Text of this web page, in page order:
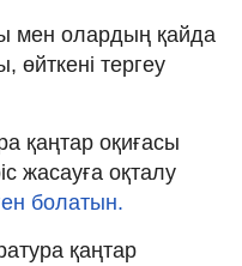
мен олардың қайда
өйткені тергеу
қаңтар оқиғасы
жасауға оқталу
болатын.
қаңтар